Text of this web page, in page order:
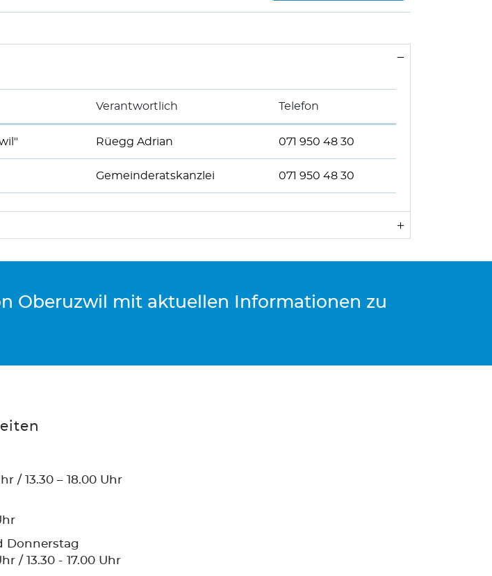
Verantwortlich Telefon
Rüegg Adrian 071 950 48 30
Gemeinderatskanzlei 071 950 48 30
Oberuzwil mit aktuellen Informationen zu
/ 13.30 – 18.00 Uhr
Donnerstag
/ 13.30 - 17.00 Uhr